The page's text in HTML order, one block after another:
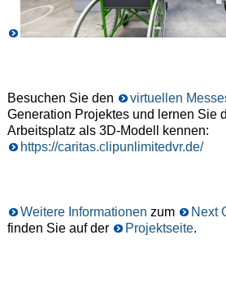
Besuchen Sie den virtuellen
Generation Projektes und lernen Sie
Arbeitsplatz als 3D-Modell kennen:
https://caritas.clipunlimitedvr.de/
Weitere Informationen zum
Next
finden Sie auf der
Projektseite.